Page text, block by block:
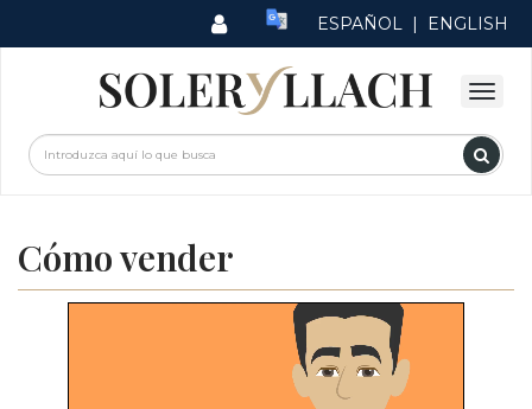
ESPAÑOL | ENGLISH
Cómo vender